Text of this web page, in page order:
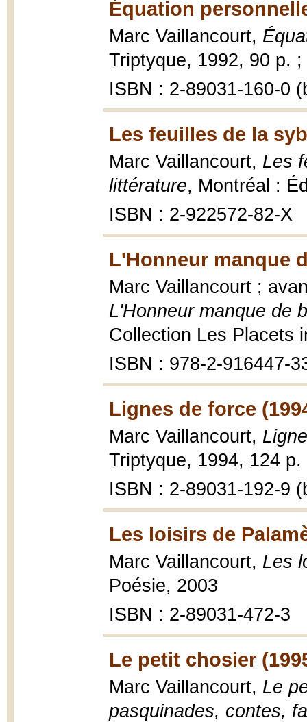
Équation
Marc Vaillancourt,
Triptyque, 1992, 90 p.
ISBN : 2-89031-160-0
Les feuilles de la
Marc Vaillancourt, Les
littérature, Montréal :
ISBN : 2-922572-82-X
L'Honneur manque
Marc Vaillancourt ;
L'Honneur manque de
Collection Les Placets
ISBN : 978-2-916447-
Lignes de force
Marc Vaillancourt,
Triptyque, 1994, 124
ISBN : 2-89031-192-9
Les loisirs de
Marc Vaillancourt, Les
Poésie, 2003
ISBN : 2-89031-472-3
Le petit chosier
Marc Vaillancourt, Le
pasquinades, contes,